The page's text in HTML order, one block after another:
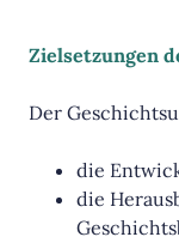
Zielsetzungen
Der
die
die